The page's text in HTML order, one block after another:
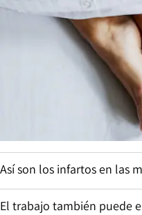
Así son los infartos en las
El trabajo también puede